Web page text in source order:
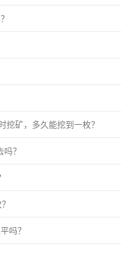
挖矿，多久能挖到一枚？
？
吗？